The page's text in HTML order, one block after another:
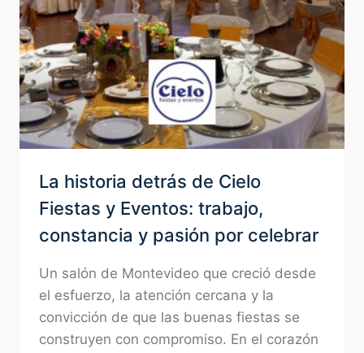
La historia detrás de Cielo
Fiestas y Eventos: trabajo,
constancia y pasión por celebrar
Un salón de Montevideo que creció desde
el esfuerzo, la atención cercana y la
convicción de que las buenas fiestas se
construyen con compromiso. En el corazón